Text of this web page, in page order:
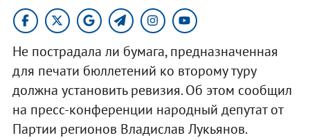
Не пострадала ли бумага, предназначенная
для печати бюллетений ко второму туру
должна установить ревизия. Об этом сообщил
на пресс-конференции народный депутат от
Партии регионов Владислав Лукьянов.